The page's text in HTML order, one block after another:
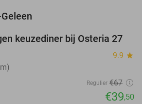
41%
keuzediner bij Osteria 27
9.9 star
Regulier €67
€39,50